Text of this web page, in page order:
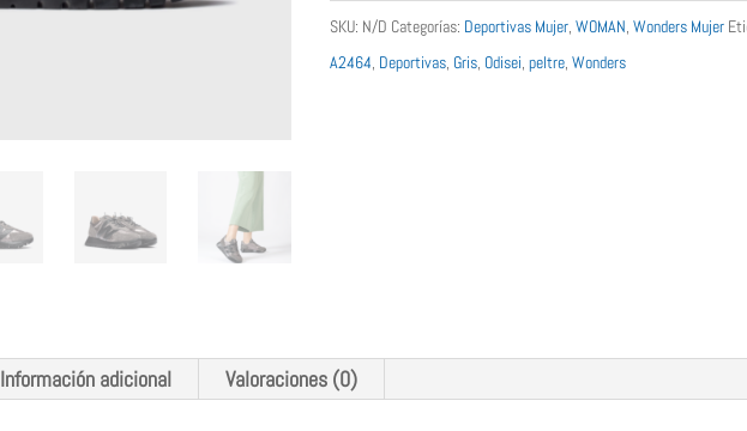
SKU: N/D Categorías: Deportivas Mujer,WOMAN,Wonders Mujer
A2464, Deportivas, Gris, Odisei,peltre,Wonders
Información adicional Valoraciones (0)